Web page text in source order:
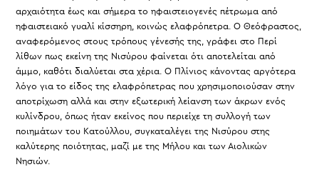
αρχαιότητα έως και σήμερα το ηφαιστειογενές πέτρωμα από
ηφαιστειακό γυαλί κίσσηρη, κοινώς ελαφρόπετρα. Ο Θεόφραστος,
αναφερόμενος στους τρόπους γένεσής της, γράφει στο Περί
λίθων πως εκείνη της Νισύρου φαίνεται ότι αποτελείται από
άμμο, καθότι διαλύεται στα χέρια. Ο Πλίνιος κάνοντας αργότερα
λόγο για το είδος της ελαφρόπετρας που χρησιμοποιούσαν στην
αποτρίχωση αλλά και στην εξωτερική λείανση των άκρων ενός
κυλίνδρου, όπως ήταν εκείνος που περιείχε τη συλλογή των
ποιημάτων του Κατούλλου, συγκαταλέγει της Νισύρου στης
καλύτερης ποιότητας, μαζί με της Μήλου και των Αιολικών
Νησιών.